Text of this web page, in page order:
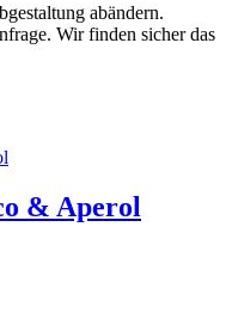
abändern.
Wir finden sicher das
& Aperol